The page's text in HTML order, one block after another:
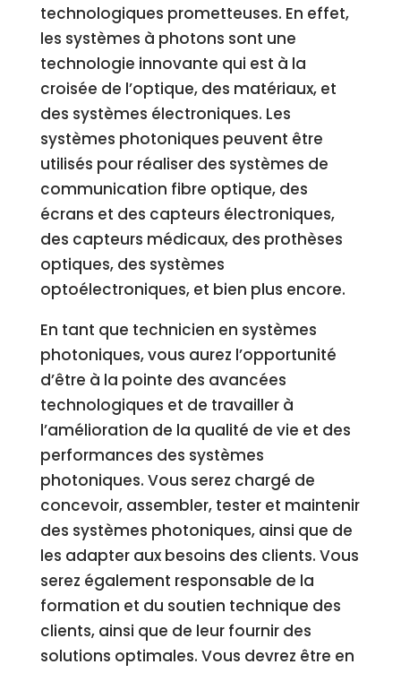
technologiques prometteuses. En effet,
les systèmes à photons sont une
technologie innovante qui est à la
croisée de l’optique, des matériaux, et
des systèmes électroniques. Les
systèmes photoniques peuvent être
utilisés pour réaliser des systèmes de
communication fibre optique, des
écrans et des capteurs électroniques,
des capteurs médicaux, des prothèses
optiques, des systèmes
optoélectroniques, et bien plus encore.
En tant que technicien en systèmes
photoniques, vous aurez l’opportunité
d’être à la pointe des avancées
technologiques et de travailler à
l’amélioration de la qualité de vie et des
performances des systèmes
photoniques. Vous serez chargé de
concevoir, assembler, tester et maintenir
des systèmes photoniques, ainsi que de
les adapter aux besoins des clients. Vous
serez également responsable de la
formation et du soutien technique des
clients, ainsi que de leur fournir des
solutions optimales. Vous devrez être en